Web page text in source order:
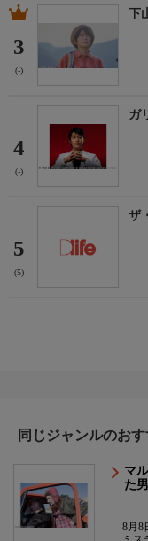
3
(-)
下
4
(-)
ガ
5
(5)
ザ
同じジャンルのお
マ
た
8月8